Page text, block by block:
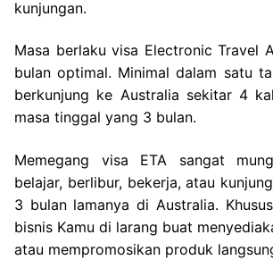
kunjungan.
Masa berlaku visa Electronic Travel
bulan optimal. Minimal dalam satu
berkunjung ke Australia sekitar 4
masa tinggal yang 3 bulan.
Memegang visa ETA sangat
belajar, berlibur, bekerja, atau
3 bulan lamanya di Australia.
bisnis Kamu di larang buat
atau mempromosikan produk